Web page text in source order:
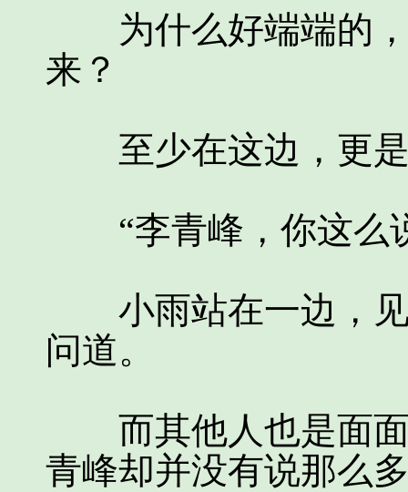
为什么好端端的，
来？
至少在这边，更是
“李青峰，你这么
小雨站在一边，见
问道。
而其他人也是面面
青峰却并没有说那么